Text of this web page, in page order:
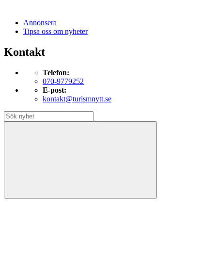
Annonsera
Tipsa oss om nyheter
Kontakt
Telefon:
070-9779252
E-post:
kontakt@turismnytt.se